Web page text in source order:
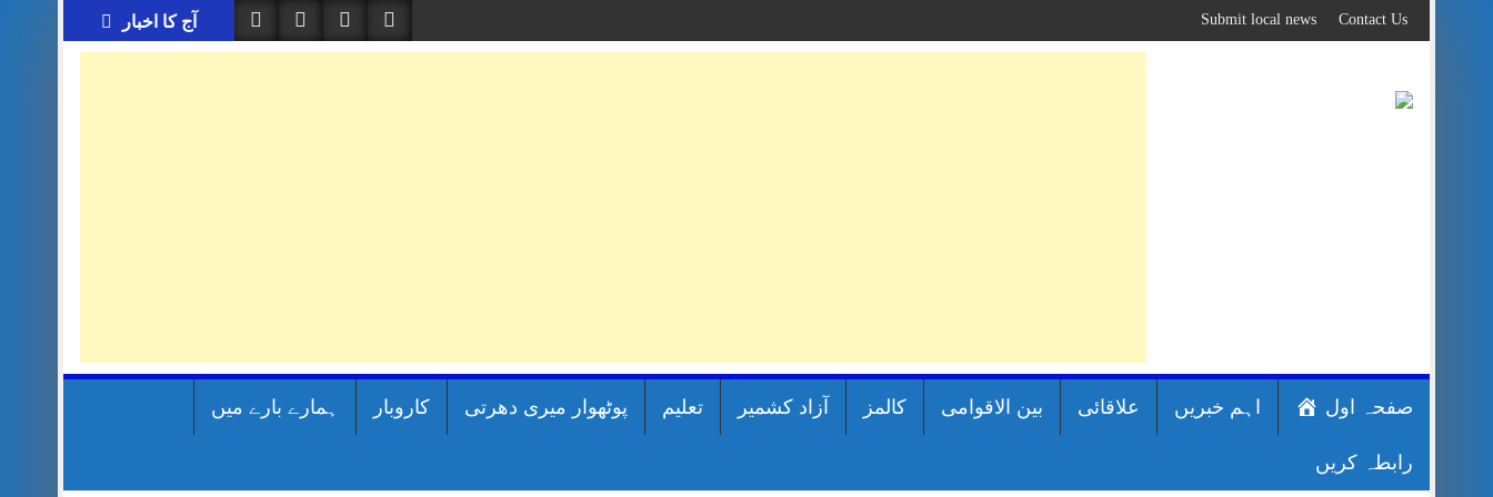
to
content
آج کا اخبار Contact Us
Submit local news
صفحہ اول اہم خبریں علاقائی بین الاقوامی کالمز آزاد کشمیر تعلیم پوٹھوار میری دھرتی کاروبار ہمارے بارے میں
رابطہ کریں